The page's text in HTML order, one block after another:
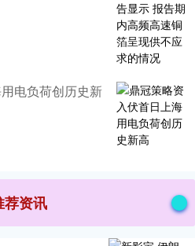
电负荷创历史新
荐资讯